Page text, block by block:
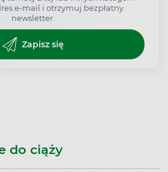
e-mail i otrzymuj bezpłatny
newsletter.
Zapisz się
do ciąży